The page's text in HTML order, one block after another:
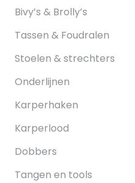
Bivy’s & Brolly’s
Tassen & Foudralen
Stoelen & strechters
Onderlijnen
Karperhaken
Karperlood
Dobbers
Tangen en tools